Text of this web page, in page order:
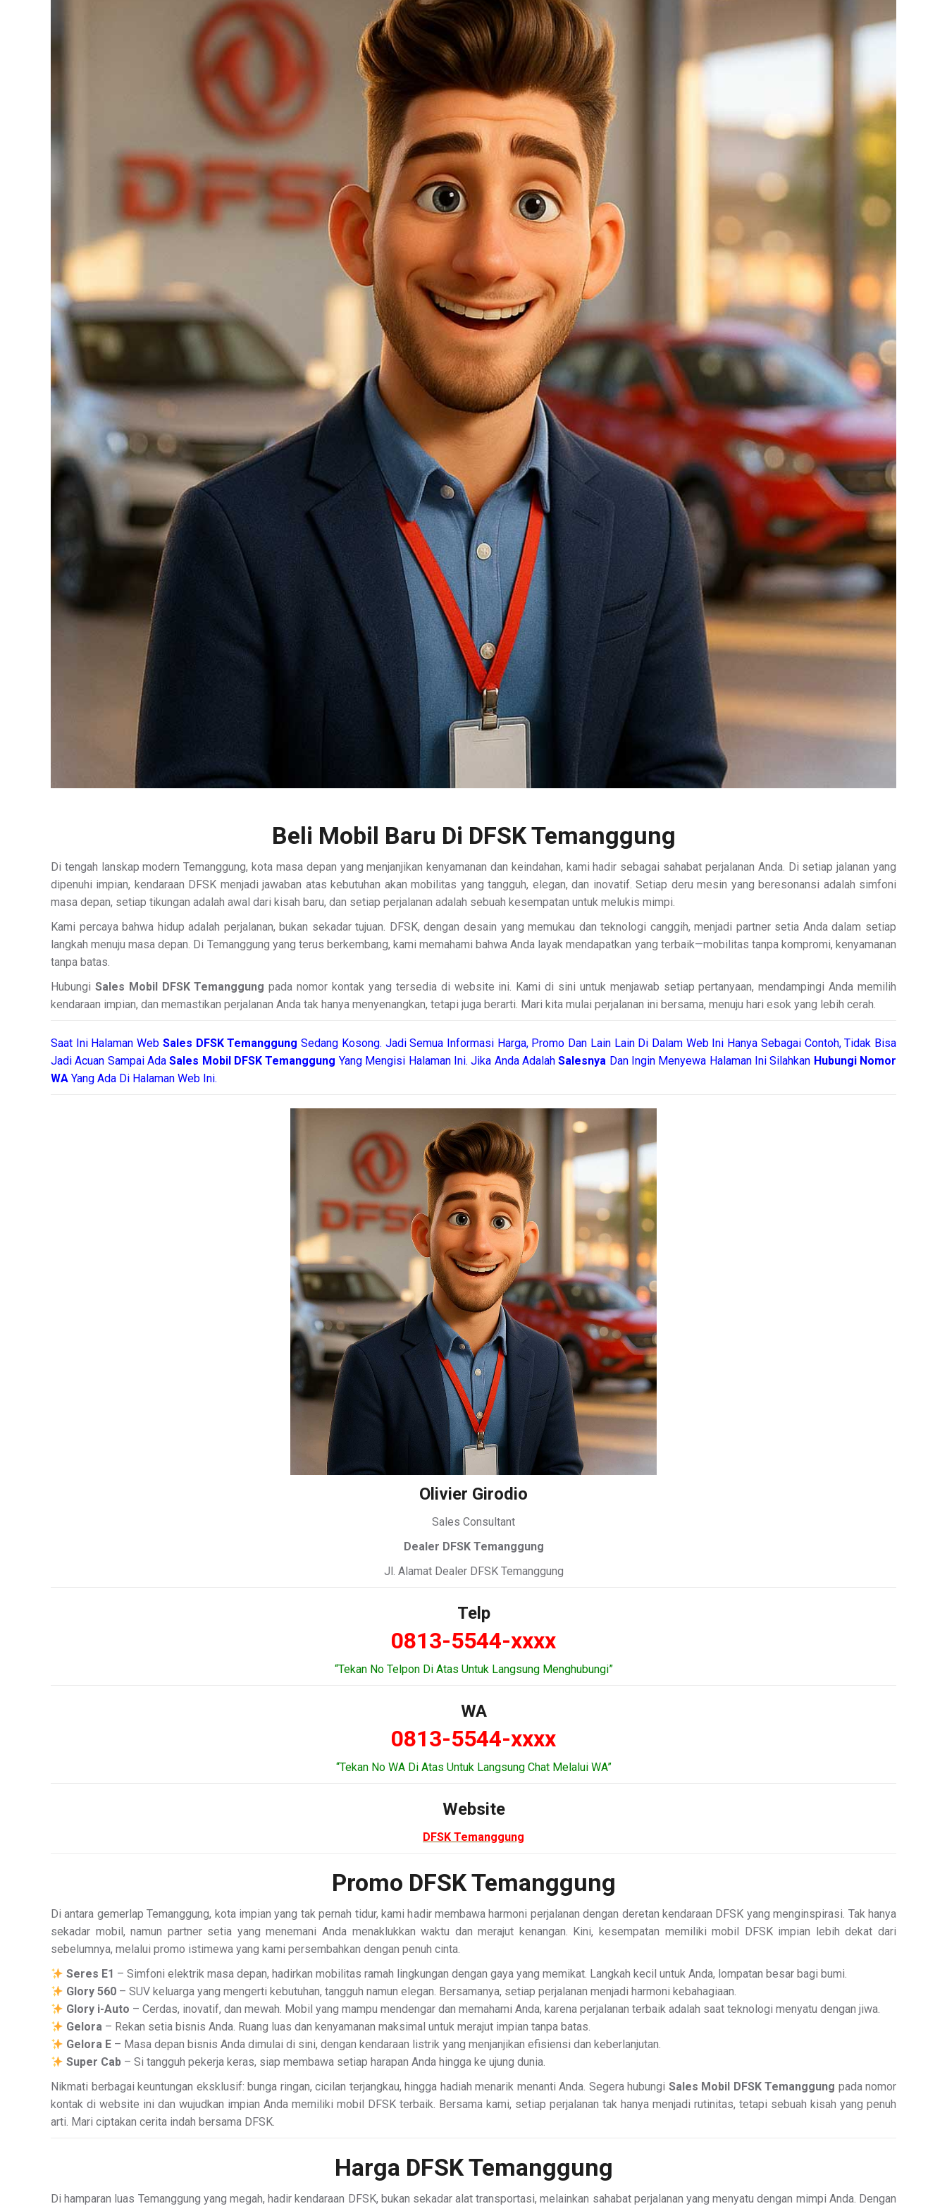
Beli Mobil Baru Di DFSK Temanggung
Di tengah lanskap modern Temanggung, kota masa depan yang menjanjikan kenyamanan dan keindahan, kami hadir sebagai sahabat perjalanan Anda. Di setiap jalanan yang
dipenuhi impian, kendaraan DFSK menjadi jawaban atas kebutuhan akan mobilitas yang tangguh, elegan, dan inovatif. Setiap deru mesin yang beresonansi adalah simfoni
masa depan, setiap tikungan adalah awal dari kisah baru, dan setiap perjalanan adalah sebuah kesempatan untuk melukis mimpi.
Kami percaya bahwa hidup adalah perjalanan, bukan sekadar tujuan. DFSK, dengan desain yang memukau dan teknologi canggih, menjadi partner setia Anda dalam setiap
langkah menuju masa depan. Di Temanggung yang terus berkembang, kami memahami bahwa Anda layak mendapatkan yang terbaik—mobilitas tanpa kompromi, kenyamanan
tanpa batas.
Hubungi Sales Mobil DFSK Temanggung pada nomor kontak yang tersedia di website ini. Kami di sini untuk menjawab setiap pertanyaan, mendampingi Anda memilih
kendaraan impian, dan memastikan perjalanan Anda tak hanya menyenangkan, tetapi juga berarti. Mari kita mulai perjalanan ini bersama, menuju hari esok yang lebih cerah.
Saat Ini Halaman Web Sales DFSK TemanggungSedang Kosong. Jadi Semua Informasi Harga, Promo Dan Lain Lain Di Dalam Web Ini Hanya Sebagai Contoh, Tidak Bisa
Jadi Acuan Sampai AdaSales Mobil DFSK Temanggung Yang Mengisi Halaman Ini. Jika Anda AdalahSalesnya Dan Ingin Menyewa Halaman Ini Silahkan Hubungi Nomor
WA Yang Ada Di Halaman Web Ini.
Olivier Girodio
Sales Consultant
Dealer DFSK Temanggung
Jl. Alamat Dealer DFSK Temanggung
Telp
0813-5544-xxxx
“Tekan No Telpon Di Atas Untuk Langsung Menghubungi”
WA
0813-5544-xxxx
“Tekan No WA Di Atas Untuk Langsung Chat Melalui WA”
Website
DFSK Temanggung
Promo DFSK Temanggung
Di antara gemerlap Temanggung, kota impian yang tak pernah tidur, kami hadir membawa harmoni perjalanan dengan deretan kendaraan DFSK yang menginspirasi. Tak hanya
sekadar mobil, namun partner setia yang menemani Anda menaklukkan waktu dan merajut kenangan. Kini, kesempatan memiliki mobil DFSK impian lebih dekat dari
sebelumnya, melalui promo istimewa yang kami persembahkan dengan penuh cinta.
Seres E1 – Simfoni elektrik masa depan, hadirkan mobilitas ramah lingkungan dengan gaya yang memikat. Langkah kecil untuk Anda, lompatan besar bagi bumi.
Glory 560 – SUV keluarga yang mengerti kebutuhan, tangguh namun elegan. Bersamanya, setiap perjalanan menjadi harmoni kebahagiaan.
Glory i-Auto – Cerdas, inovatif, dan mewah. Mobil yang mampu mendengar dan memahami Anda, karena perjalanan terbaik adalah saat teknologi menyatu dengan jiwa.
Gelora – Rekan setia bisnis Anda. Ruang luas dan kenyamanan maksimal untuk merajut impian tanpa batas.
Gelora E – Masa depan bisnis Anda dimulai di sini, dengan kendaraan listrik yang menjanjikan efisiensi dan keberlanjutan.
Super Cab – Si tangguh pekerja keras, siap membawa setiap harapan Anda hingga ke ujung dunia.
Nikmati berbagai keuntungan eksklusif: bunga ringan, cicilan terjangkau, hingga hadiah menarik menanti Anda. Segera hubungi Sales Mobil DFSK Temanggung pada nomor
kontak di website ini dan wujudkan impian Anda memiliki mobil DFSK terbaik. Bersama kami, setiap perjalanan tak hanya menjadi rutinitas, tetapi sebuah kisah yang penuh
arti. Mari ciptakan cerita indah bersama DFSK.
Harga DFSK Temanggung
Di hamparan luas Temanggung yang megah, hadir kendaraan DFSK, bukan sekadar alat transportasi, melainkan sahabat perjalanan yang menyatu dengan mimpi Anda. Dengan